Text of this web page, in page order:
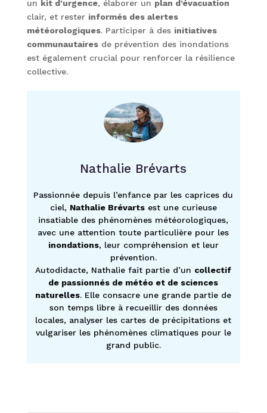
un kit d’urgence, élaborer un plan d’évacuation
clair, et rester informés des alertes
météorologiques. Participer à des initiatives
communautairesde prévention des inondations
est également crucial pour renforcer la résilience
collective.
Nathalie Brévarts
Passionnée depuis l’enfance par les caprices du
ciel, Nathalie Brévartsest une curieuse
insatiable des phénomènes météorologiques,
avec une attention toute particulière pour les
inondations, leur compréhension et leur
prévention.
Autodidacte, Nathalie fait partie d’un collectif
de passionnés de météo et de sciences
naturelles. Elle consacre une grande partie de
son temps libre à recueillir des données
locales, analyser les cartes de précipitations et
vulgariser les phénomènes climatiques pour le
grand public.